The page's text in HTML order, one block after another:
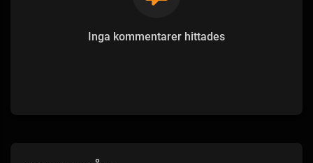
Inga kommentarer hittades